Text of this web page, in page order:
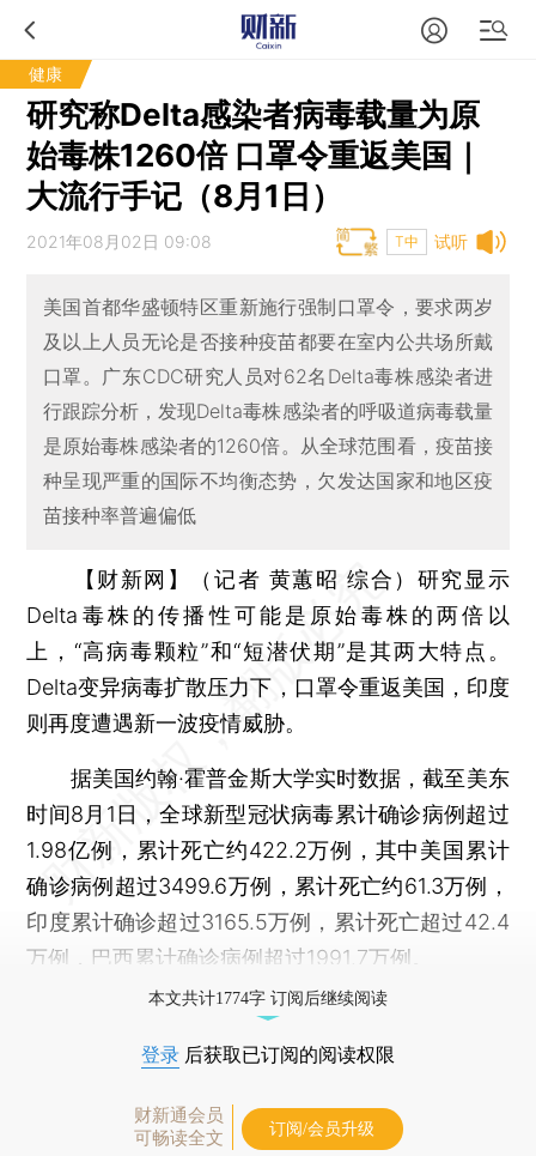
健康
研究称Delta感染者病毒载量为原
始毒株1260倍 口罩令重返美国｜
大流行手记（8月1日）
试听
2021年08月02日 09:08 T中
美国首都华盛顿特区重新施行强制口罩令，要求两岁
及以上人员无论是否接种疫苗都要在室内公共场所戴
口罩。广东CDC研究人员对62名Delta毒株感染者进
行跟踪分析，发现Delta毒株感染者的呼吸道病毒载量
是原始毒株感染者的1260倍。从全球范围看，疫苗接
种呈现严重的国际不均衡态势，欠发达国家和地区疫
苗接种率普遍偏低
【财新网】（记者 黄蕙昭 综合） 研究显示
Delta毒株的传播性可能是原始毒株的两倍以
上，“高病毒颗粒”和“短潜伏期”是其两大特点。
Delta变异病毒扩散压力下，口罩令重返美国，印度
则再度遭遇新一波疫情威胁。
据美国约翰·霍普金斯大学实时数据，截至美东
时间8月1日，全球新型冠状病毒累计确诊病例超过
1.98亿例，累计死亡约422.2万例，其中美国累计
确诊病例超过3499.6万例，累计死亡约61.3万例，
印度累计确诊超过3165.5万例，累计死亡超过42.4
万例，巴西累计确诊病例超过1991.7万例。
本文共计1774字 订阅后继续阅读
登录 后获取已订阅的阅读权限
财新通会员
可畅读全文
订阅/会员升级